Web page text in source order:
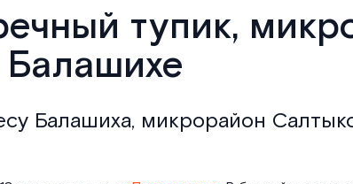
тупик,
Балашихе
Балашиха, микрорайон